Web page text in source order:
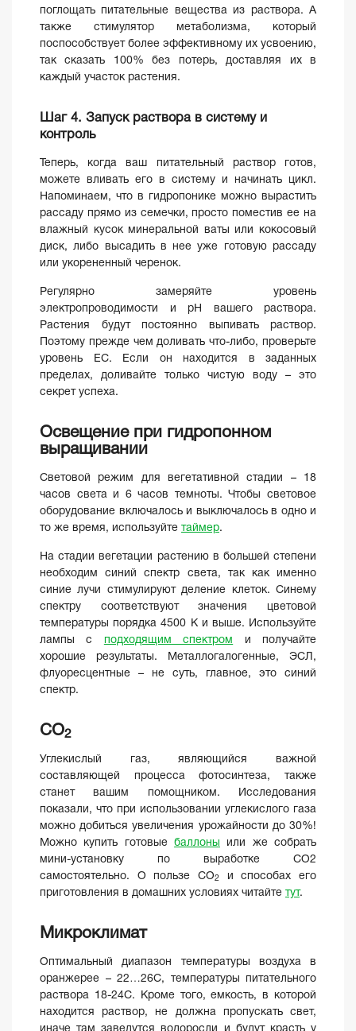
поглощать питательные вещества из раствора. А
также стимулятор метаболизма, который
поспособствует более эффективному их усвоению,
так сказать 100% без потерь, доставляя их в
каждый участок растения.
Шаг 4. Запуск раствора в систему и
контроль
Теперь, когда ваш питательный раствор готов,
можете вливать его в систему и начинать цикл.
Напоминаем, что в гидропонике можно вырастить
рассаду прямо из семечки, просто поместив ее на
влажный кусок минеральной ваты или кокосовый
диск, либо высадить в нее уже готовую рассаду
или укорененный черенок.
Регулярно замеряйте уровень
электропроводимости и pH вашего раствора.
Растения будут постоянно выпивать раствор.
Поэтому прежде чем доливать что-либо, проверьте
уровень ЕС. Если он находится в заданных
пределах, доливайте только чистую воду – это
секрет успеха.
Освещение при гидропонном
выращивании
Световой режим для вегетативной стадии – 18
часов света и 6 часов темноты. Чтобы световое
оборудование включалось и выключалось в одно и
то же время, используйте таймер.
На стадии вегетации растению в большей степени
необходим синий спектр света, так как именно
синие лучи стимулируют деление клеток. Синему
спектру соответствуют значения цветовой
температуры порядка 4500 К и выше. Используйте
лампы с подходящим спектром и получайте
хорошие результаты. Металлогалогенные, ЭСЛ,
флуоресцентные – не суть, главное, это синий
спектр.
CO2
Углекислый газ, являющийся важной
составляющей процесса фотосинтеза, также
станет вашим помощником. Исследования
показали, что при использовании углекислого газа
можно добиться увеличения урожайности до 30%!
Можно купить готовые баллоны или же собрать
мини-установку по выработке СО2
самостоятельно. О пользе СО2
и способах его
приготовления в домашних условиях читайте тут.
Микроклимат
Оптимальный диапазон температуры воздуха в
оранжерее – 22…26С, температуры питательного
раствора 18-24С. Кроме того, емкость, в которой
находится раствор, не должна пропускать свет,
иначе там заведутся водоросли и будут красть у